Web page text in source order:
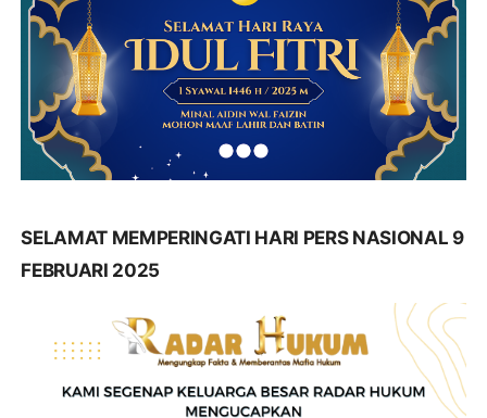
SELAMAT MEMPERINGATI HARI PERS NASIONAL 9
FEBRUARI 2025